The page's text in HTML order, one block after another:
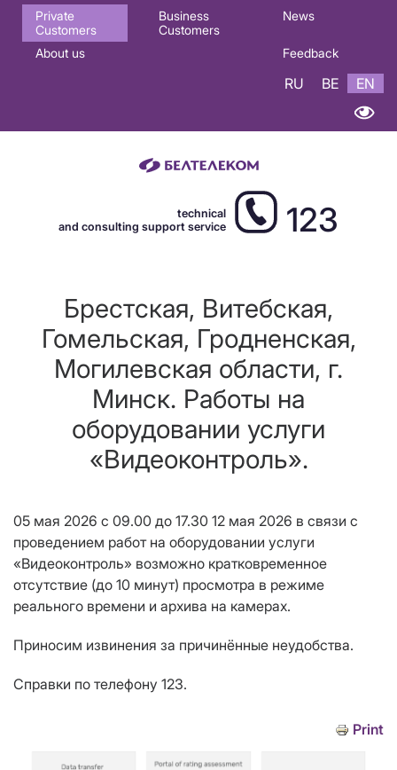
Основная
навигация
Private
Customers
Business
Customers
News
About us Feedback
RU BE EN
technical
and consulting support service
123
Брестская, Витебская,
Гомельская, Гродненская,
Могилевская области, г.
Минск. Работы на
оборудовании услуги
«Видеоконтроль».
05 мая 2026 с 09.00 до 17.30 12 мая 2026 в связи с
проведением работ на оборудовании услуги
«Видеоконтроль» возможно кратковременное
отсутствие (до 10 минут) просмотра в режиме
реального времени и архива на камерах.
Приносим извинения за причинённые неудобства.
Справки по телефону 123.
Print